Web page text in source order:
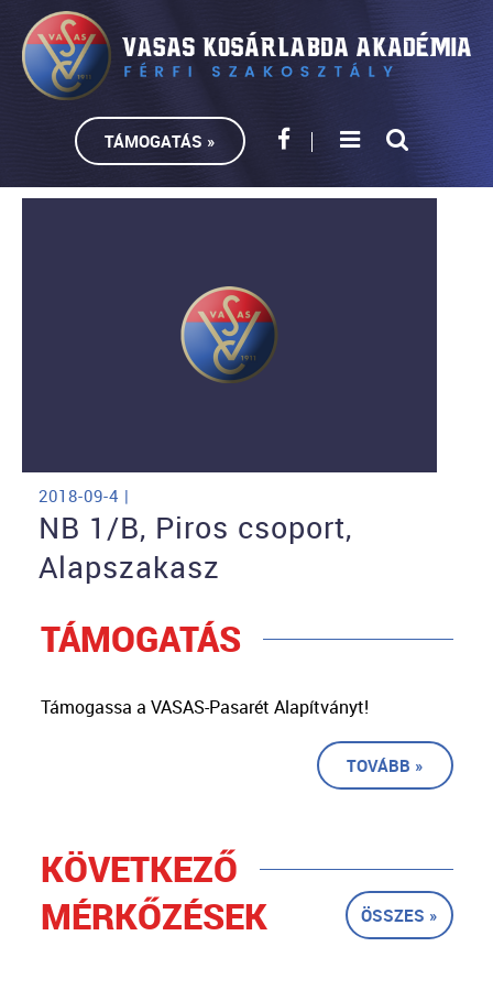
TÁMOGATÁS »
2018-09-4 |
NB 1/B, Piros csoport,
Alapszakasz
TÁMOGATÁS
Támogassa a VASAS-Pasarét Alapítványt!
TOVÁBB »
KÖVETKEZŐ
MÉRKŐZÉSEK
ÖSSZES »